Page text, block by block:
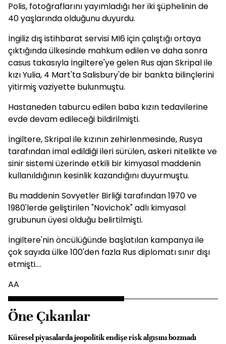
Polis, fotoğraflarını yayımladığı her iki şüphelinin de
40 yaşlarında olduğunu duyurdu.
İngiliz dış istihbarat servisi MI6 için çalıştığı ortaya
çıktığında ülkesinde mahkum edilen ve daha sonra
casus takasıyla İngiltere'ye gelen Rus ajan Skripal ile
kızı Yulia, 4 Mart'ta Salisbury'de bir bankta bilinçlerini
yitirmiş vaziyette bulunmuştu.
Hastaneden taburcu edilen baba kızın tedavilerine
evde devam edileceği bildirilmişti.
İngiltere, Skripal ile kızının zehirlenmesinde, Rusya
tarafından imal edildiği ileri sürülen, askeri nitelikte ve
sinir sistemi üzerinde etkili bir kimyasal maddenin
kullanıldığının kesinlik kazandığını duyurmuştu.
Bu maddenin Sovyetler Birliği tarafından 1970 ve
1980'lerde geliştirilen "Novichok" adlı kimyasal
grubunun üyesi olduğu belirtilmişti.
İngiltere'nin öncülüğünde başlatılan kampanya ile
çok sayıda ülke 100'den fazla Rus diplomatı sınır dışı
etmişti....
AA
Öne Çıkanlar
Küresel piyasalarda jeopolitik endişe risk algısını bozmadı